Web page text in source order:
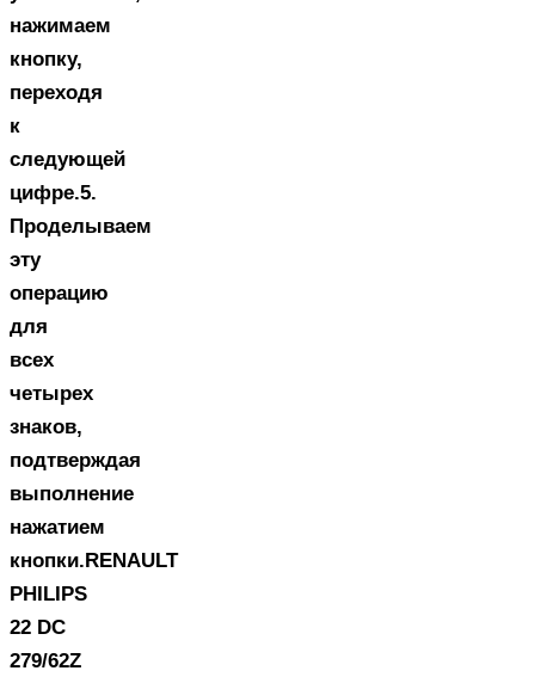
нажимаем
кнопку,
переходя
к
следующей
цифре.5.
Проделываем
эту
операцию
для
всех
четырех
знаков,
подтверждая
выполнение
нажатием
кнопки.RENAULT
PHILIPS
22 DC
279/62Z